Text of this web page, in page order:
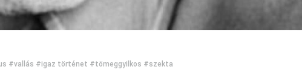
#vallás #igaz történet #tömeggyilkos #szekta